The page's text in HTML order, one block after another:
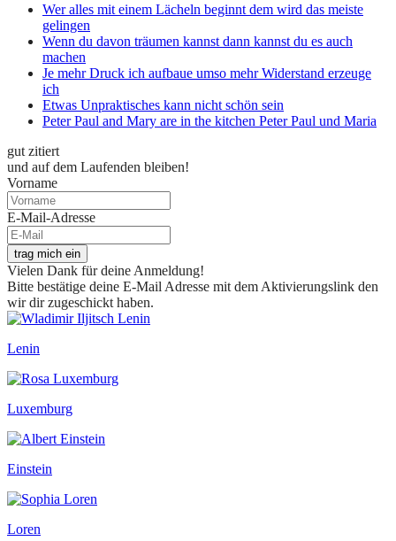
Wer alles mit einem Lächeln beginnt dem wird das meiste
gelingen
Wenn du davon träumen kannst dann kannst du es auch
machen
Je mehr Druck ich aufbaue umso mehr Widerstand erzeuge
ich
Etwas Unpraktisches kann nicht schön sein
Peter Paul and Mary are in the kitchen Peter Paul und Maria
gut zitiert
und auf dem Laufenden bleiben!
Vorname
E-Mail-Adresse
trag mich ein
Vielen Dank für deine Anmeldung!
Bitte bestätige deine E-Mail Adresse mit dem Aktivierungslink den
wir dir zugeschickt haben.
Lenin
Luxemburg
Einstein
Loren